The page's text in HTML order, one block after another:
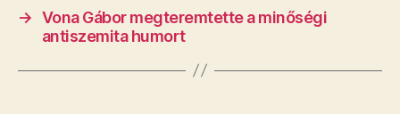
→ Vona Gábor megteremtette a minőségi
antiszemita humort